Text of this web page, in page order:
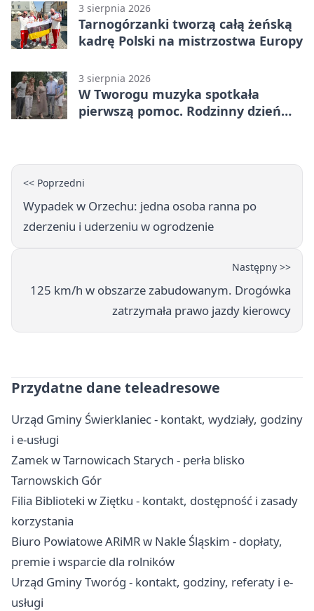
3 sierpnia 2026
Tarnogórzanki tworzą całą żeńską
kadrę Polski na mistrzostwa Europy
3 sierpnia 2026
W Tworogu muzyka spotkała
pierwszą pomoc. Rodzinny dzień
<< Poprzedni
Wypadek w Orzechu: jedna osoba ranna po
zderzeniu i uderzeniu w ogrodzenie
Następny >>
125 km/h w obszarze zabudowanym. Drogówka
zatrzymała prawo jazdy kierowcy
Przydatne dane teleadresowe
Urząd Gminy Świerklaniec - kontakt, wydziały, godziny
i e-usługi
Zamek w Tarnowicach Starych - perła blisko
Tarnowskich Gór
Filia Biblioteki w Ziętku - kontakt, dostępność i zasady
korzystania
Biuro Powiatowe ARiMR w Nakle Śląskim - dopłaty,
premie i wsparcie dla rolników
Urząd Gminy Tworóg - kontakt, godziny, referaty i e-
usługi